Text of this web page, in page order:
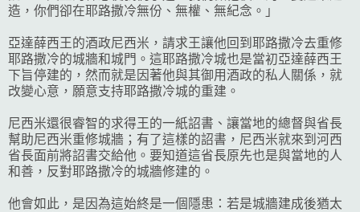
造，你們卻在耶路撒冷無份、無權、無紀念。」
亞達薛西王的酒政尼西米，請求王讓他回到耶路撒冷去重修
耶路撒冷的城牆和城門。這耶路撒冷城也是當初亞達薛西王
下旨停建的，然而就是因著他與其御用酒政的私人關係，就
改變心意，願意支持耶路撒冷城的重建。
尼西米還很睿智的求得王的一紙詔書、讓當地的總督與省長
幫助尼西米重修城牆；有了這樣的詔書，尼西米就來到河西
省長面前將詔書交給他。要知道這省長原先也是與當地的人
和善，反對耶路撒冷的城牆修建的。
他會如此，是因為這始終是一個隱患：若是城牆建成後猶太